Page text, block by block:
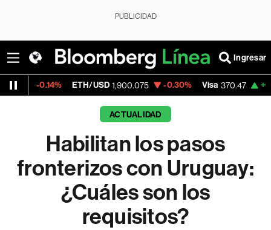
PUBLICIDAD
Ingresar
ETH/USD 1,900.075 -0.30% Visa 370.47 +0.52%
ACTUALIDAD
Habilitan los pasos
fronterizos con Uruguay:
¿Cuáles son los
requisitos?